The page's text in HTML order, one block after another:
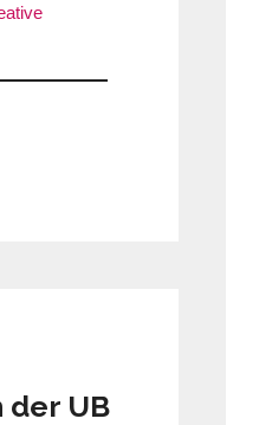
der UB